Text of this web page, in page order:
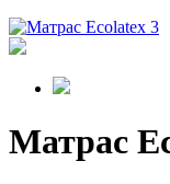
Матрас